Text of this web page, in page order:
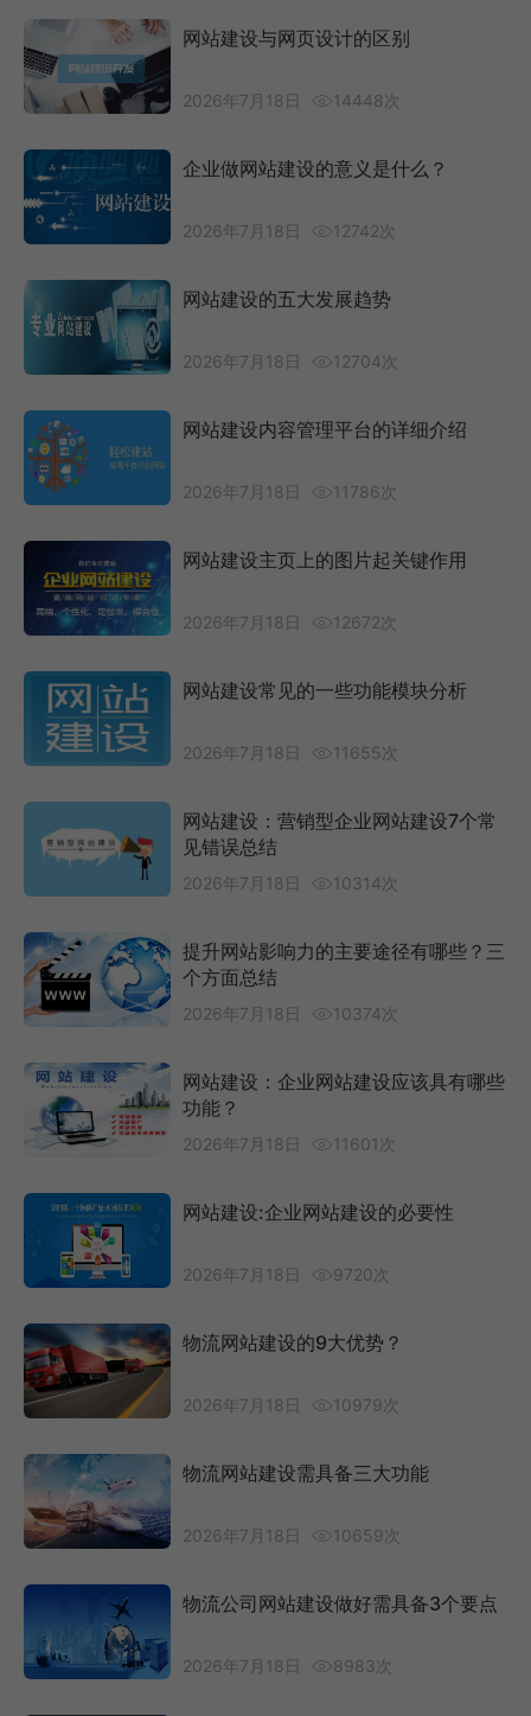
网站建设与网页设计的区别
2026年7月18日 14448次
企业做网站建设的意义是什么？
2026年7月18日 12742次
网站建设的五大发展趋势
2026年7月18日 12704次
网站建设内容管理平台的详细介绍
2026年7月18日 11786次
网站建设主页上的图片起关键作用
2026年7月18日 12672次
网站建设常见的一些功能模块分析
2026年7月18日 11655次
网站建设：营销型企业网站建设7个常
见错误总结
2026年7月18日 10314次
提升网站影响力的主要途径有哪些？三
个方面总结
2026年7月18日 10374次
网站建设：企业网站建设应该具有哪些
功能？
2026年7月18日 11601次
网站建设:企业网站建设的必要性
2026年7月18日 9720次
物流网站建设的9大优势？
2026年7月18日 10979次
物流网站建设需具备三大功能
2026年7月18日 10659次
物流公司网站建设做好需具备3个要点
2026年7月18日 8983次